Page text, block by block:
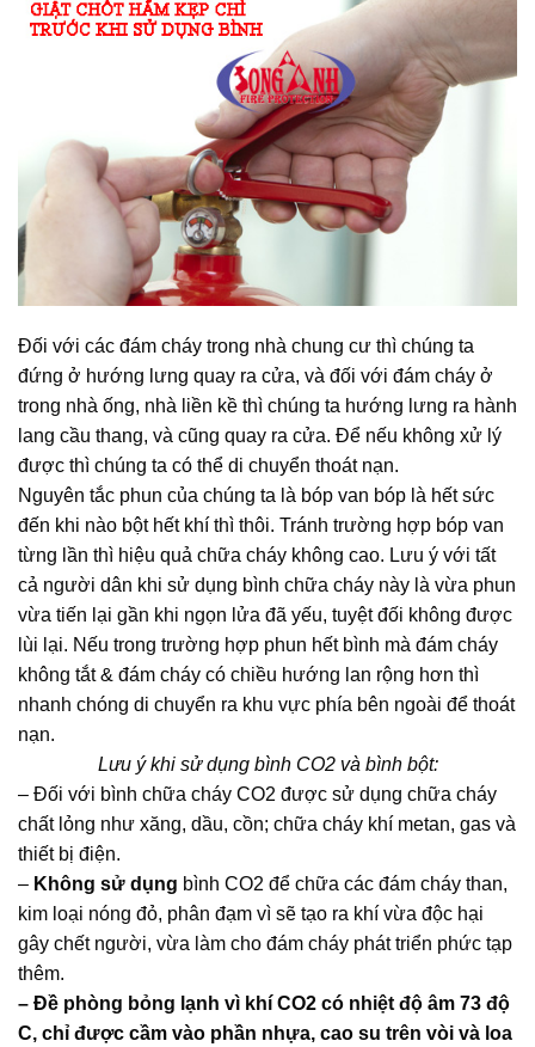
Đối với các đám cháy trong nhà chung cư thì chúng ta
đứng ở hướng lưng quay ra cửa, và đối với đám cháy ở
trong nhà ống, nhà liền kề thì chúng ta hướng lưng ra hành
lang cầu thang, và cũng quay ra cửa. Để nếu không xử lý
được thì chúng ta có thể di chuyển thoát nạn.
Nguyên tắc phun của chúng ta là bóp van bóp là hết sức
đến khi nào bột hết khí thì thôi. Tránh trường hợp bóp van
từng lần thì hiệu quả chữa cháy không cao. Lưu ý với tất
cả người dân khi sử dụng bình chữa cháy này là vừa phun
vừa tiến lại gần khi ngọn lửa đã yếu, tuyệt đối không được
lùi lại. Nếu trong trường hợp phun hết bình mà đám cháy
không tắt & đám cháy có chiều hướng lan rộng hơn thì
nhanh chóng di chuyển ra khu vực phía bên ngoài để thoát
nạn.
Lưu ý khi sử dụng bình CO2 và bình bột:
– Đối với bình chữa cháy CO2 được sử dụng chữa cháy
chất lỏng như xăng, dầu, cồn; chữa cháy khí metan, gas và
thiết bị điện.
– Không sử dụng bình CO2 để chữa các đám cháy than,
kim loại nóng đỏ, phân đạm vì sẽ tạo ra khí vừa độc hại
gây chết người, vừa làm cho đám cháy phát triển phức tạp
thêm.
– Đề phòng bỏng lạnh vì khí CO2 có nhiệt độ âm 73 độ
C, chỉ được cầm vào phần nhựa, cao su trên vòi và loa